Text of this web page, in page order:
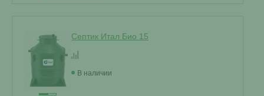
Септик Итал Био 15
В наличии